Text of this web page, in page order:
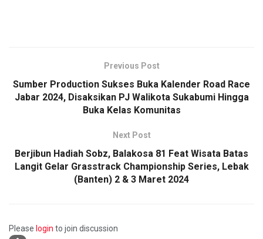
Previous Post
Sumber Production Sukses Buka Kalender Road Race
Jabar 2024, Disaksikan PJ Walikota Sukabumi Hingga
Buka Kelas Komunitas
Next Post
Berjibun Hadiah Sobz, Balakosa 81 Feat Wisata Batas
Langit Gelar Grasstrack Championship Series, Lebak
(Banten) 2 & 3 Maret 2024
Please login to join discussion